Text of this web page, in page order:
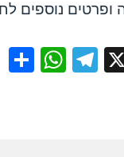
ופרטים נוספים
F
X
T
W